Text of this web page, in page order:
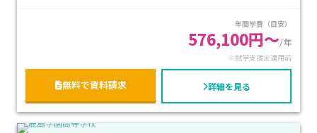
年間学費（目安）
576,100円～/年
※就学支援金適用前
無料で資料請求 詳細を見る